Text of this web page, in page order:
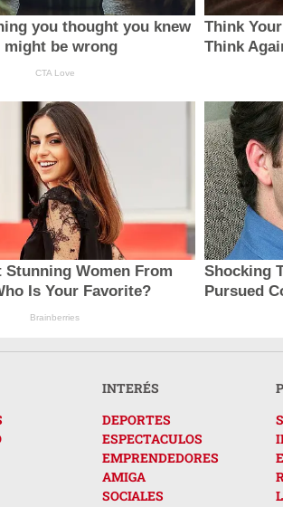
you thought you knew
might be wrong
CTA Love
Think
Think
Stunning Women From
Is Your Favorite?
Brainberries
Shocking
Pursued
INTERÉS
DEPORTES
ESPECTACULOS
EMPRENDEDORES
AMIGA
SOCIALES